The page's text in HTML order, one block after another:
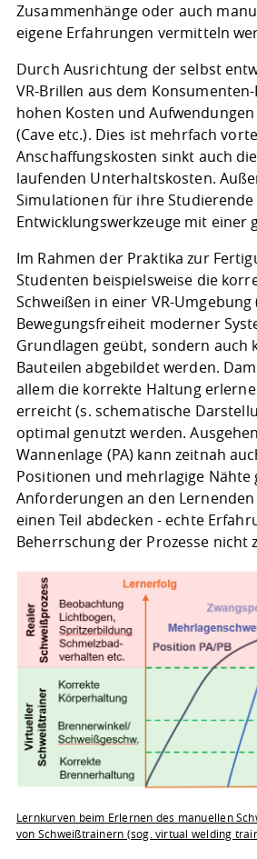
Zusammenhänge oder auch
eigene Erfahrungen vermitteln
Durch Ausrichtung der selbst
VR-Brillen aus dem
hohen Kosten und
(Cave etc.). Dies ist mehrfach
Anschaffungskosten sinkt auch
laufenden Unterhaltskosten.
Simulationen für ihre
Entwicklungswerkzeuge mit einer
Im Rahmen der Praktika zur
Studenten beispielsweise die
Schweißen in einer VR-
Bewegungsfreiheit moderner
Grundlagen geübt, sondern auch
Bauteilen abgebildet werden.
allem die korrekte Haltung
erreicht (s. schematische
optimal genutzt werden.
Wannenlage (PA) kann zeitnah
Positionen und mehrlagige
Anforderungen an den
einen Teil abdecken - echte
Beherrschung der Prozesse nicht
Lernkurven beim Erlernen des manuellen
von Schweißtrainern (sog. virtual welding